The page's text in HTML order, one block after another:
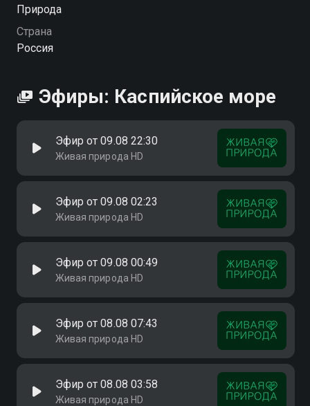
Природа
Страна
Россия
Эфиры: Каспийское море
Эфир от 09.08 22:30
Живая природа HD
Эфир от 09.08 02:23
Живая природа HD
Эфир от 09.08 00:49
Живая природа HD
Эфир от 08.08 07:43
Живая природа HD
Эфир от 08.08 03:58
Живая природа HD